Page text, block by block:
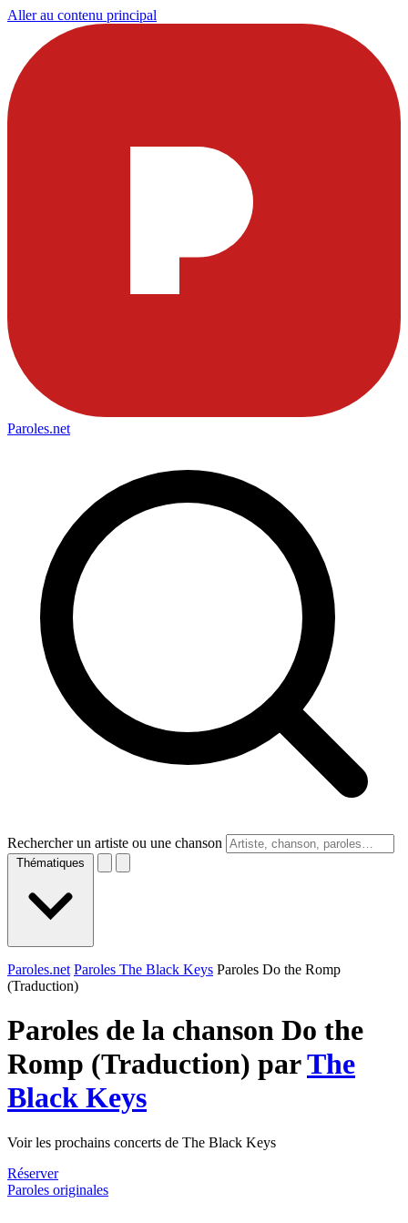
Aller au contenu principal
Paroles.net
Rechercher un artiste ou une chanson
Thématiques
Paroles.net Paroles The Black Keys Paroles Do the Romp
(Traduction)
Paroles de la chanson Do the
Romp (Traduction) parThe
Black Keys
Voir les prochains concerts de The Black Keys
Réserver
Paroles originales